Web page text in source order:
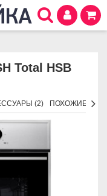
Total HSB
(2) ПОХОЖИЕ